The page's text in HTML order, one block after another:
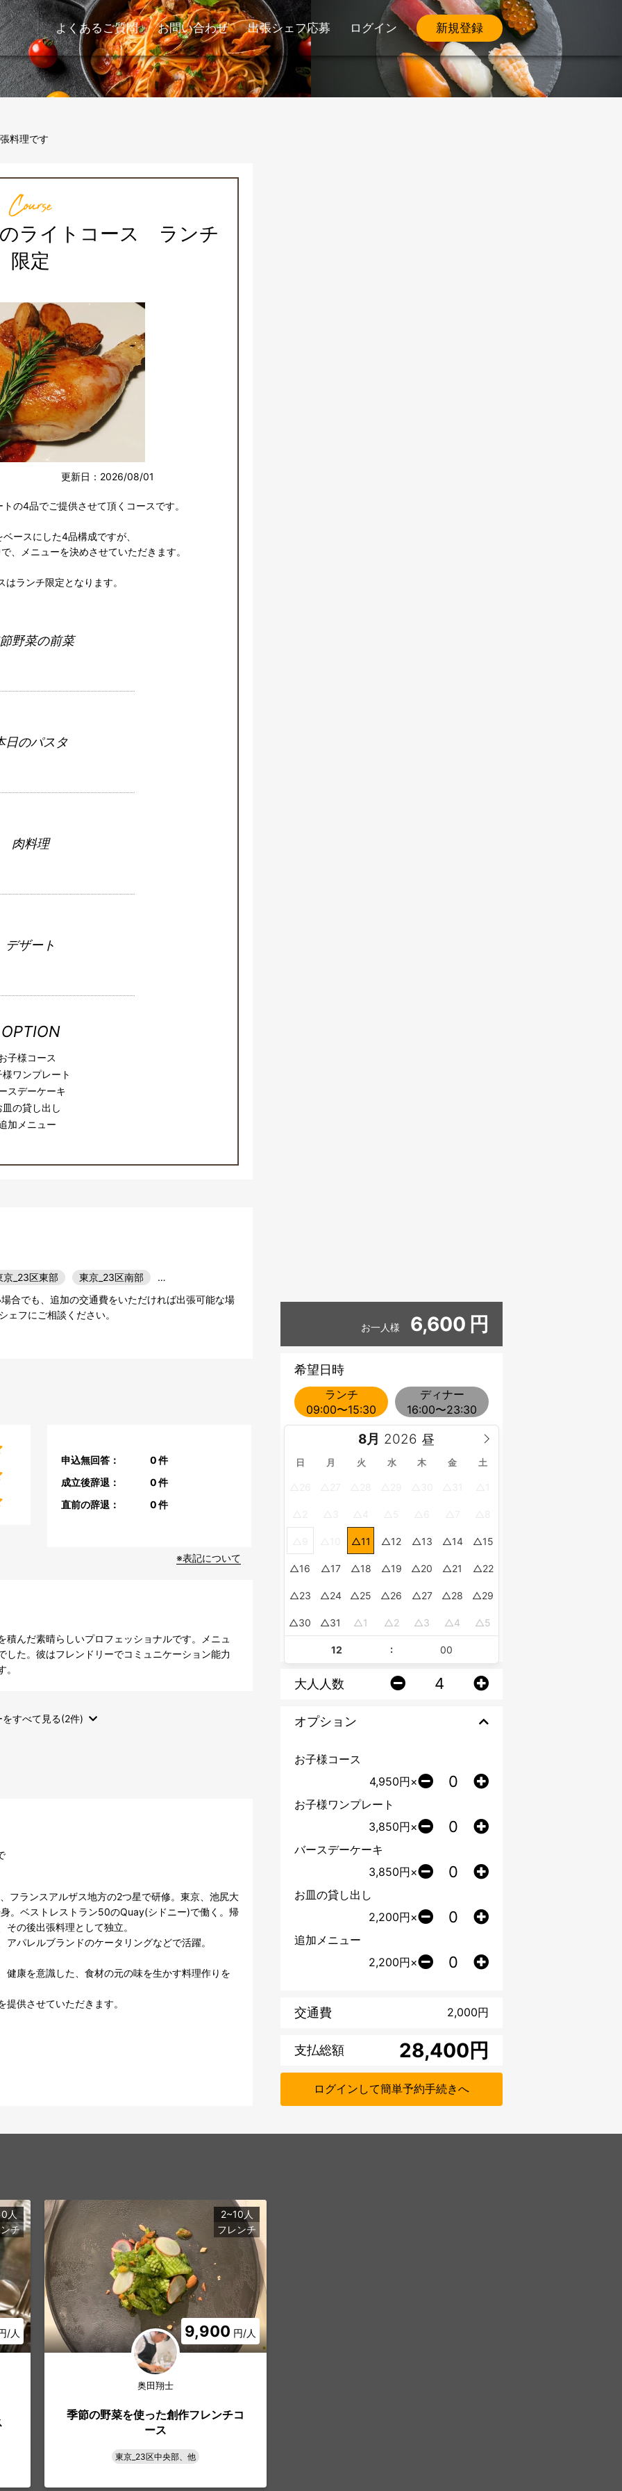
よくあるご質問 お問い合わせ 出張シェフ応募 ログイン 新規登録
料理です
Course
ライトコース ランチ
限定
更新日：2026/08/01
の4品でご提供させて頂くコースです。
ースにした4品構成ですが、
、メニューを決めさせていただきます。
はランチ限定となります。
野菜の前菜
日のパスタ
肉料理
デザート
OPTION
子様コース
様ワンプレート
スデーケーキ
皿の貸し出し
加メニュー
京_23区東部 東京_23区南部
…
合でも、追加の交通費をいただければ出張可能な場
ェフにご相談ください。
申込無回答： 0件
成立後辞退：
0件
直前の辞退：
0件
※表記について
んだ素晴らしいプロフェッショナルです。メニュ
した。彼はフレンドリーでコミュニケーション能力
をすべて見る(2件)
。ベストレストラン50のQuay(シドニー)で働く。帰
の後出張料理として独立。
パレルブランドのケータリングなどで活躍。
健康を意識した、食材の元の味を生かす料理作りを
供させていただきます。
お一人様 6,600 円
希望日時
ランチ
09:00〜15:30
ディナー
16:00〜23:30
8月
日 月 火 水 木 金 土
11 12 13 14 15
16 17 18 19 20 21 22
23 24 25 26 27 28 29
30 31 1 2 3 4 5
:
大人人数
オプション
お子様コース
4,950円×
お子様ワンプレート
3,850円×
バースデーケーキ
3,850円×
お皿の貸し出し
2,200円×
追加メニュー
2,200円×
交通費 2,000円
支払総額 円
ログインして簡単予約手続きへ
/人
人
チ
9,900 円/人
2~10人
フレンチ
奥田翔士
季節の野菜を使った創作フレンチコ
ース
東京_23区中央部、他